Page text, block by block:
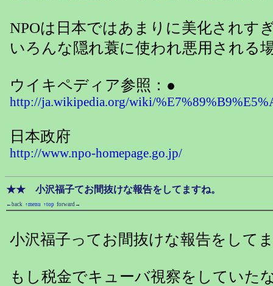
NPOは日本ではあまりに美化されす
いろんな隠れ蓑に使われ悪用される
ウイキペディア参照：●
http://ja.wikipedia.org/wiki/
日本政府
http://www.npo-homepage.go.jp/
★★ 小沢福子てお間抜けな報告をしてますね。
←back ↑menu ↑top forward→
小沢福子ってお間抜けな報告をして
もし税金でキューバ視察をしていた